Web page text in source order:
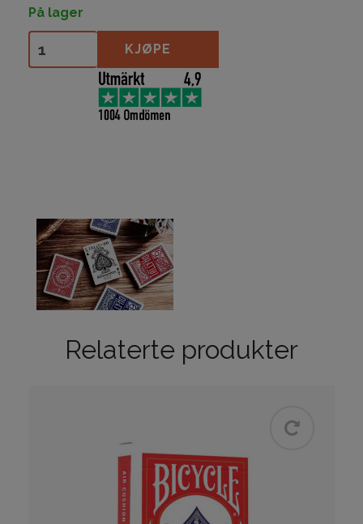
På lager
KJØPE
Relaterte produkter